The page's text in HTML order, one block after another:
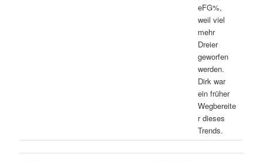
eFG%,
weil viel
mehr
Dreier
geworfen
werden.
Dirk war
ein früher
Wegbereite
r dieses
Trends.